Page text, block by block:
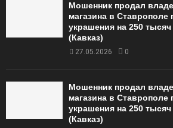
Мошенник продал
магазина в
украшения на 250
(Кавказ)
27.05.2026 0
Мошенник продал
магазина в
украшения на 250
(Кавказ)